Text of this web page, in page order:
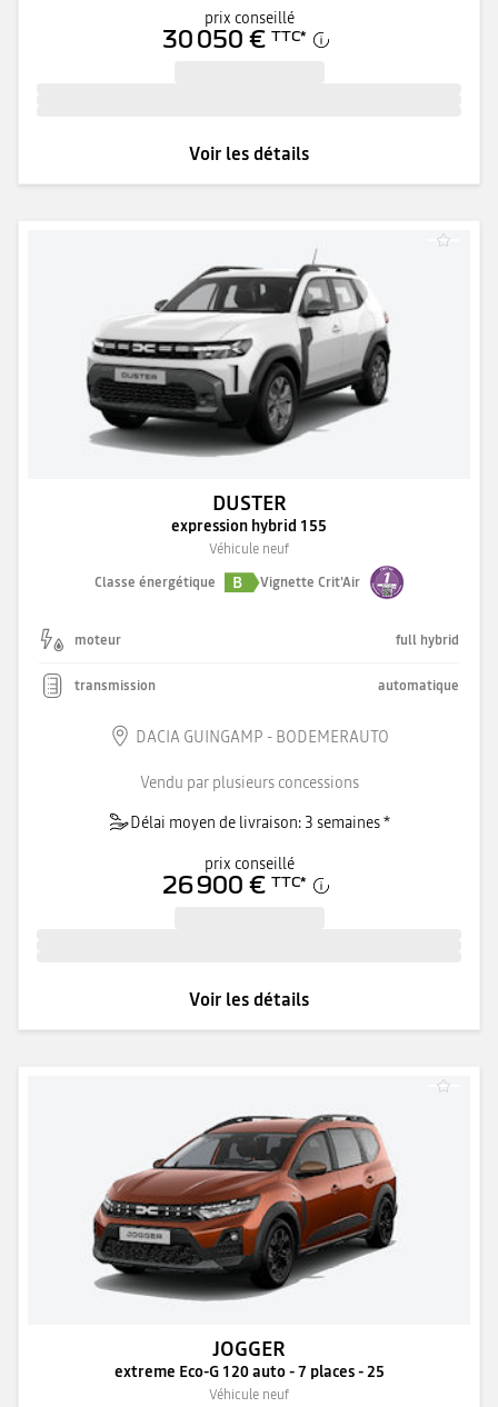
prix conseillé
30 050 € TTC*
Voir les détails
DUSTER
expression hybrid 155
Véhicule neuf
Classe énergétique
B Vignette Crit'Air
moteur full hybrid
transmission automatique
DACIA GUINGAMP - BODEMERAUTO
Vendu par plusieurs concessions
Délai moyen de livraison: 3 semaines *
prix conseillé
26 900 € TTC*
Voir les détails
JOGGER
extreme Eco-G 120 auto - 7 places - 25
Véhicule neuf